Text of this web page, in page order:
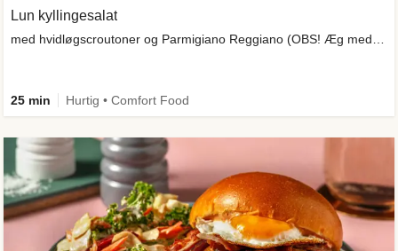
Lun kyllingesalat
25 min Hurtig • Comfort Food